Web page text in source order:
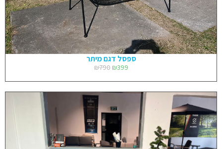
ספסל דגם מיתר
₪790 ₪399